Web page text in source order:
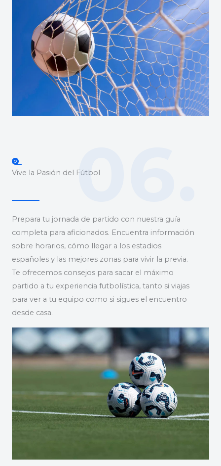
Vive la Pasión del Fútbol06.
Prepara tu jornada de partido con nuestra guía
completa para aficionados. Encuentra información
sobre horarios, cómo llegar a los estadios
españoles y las mejores zonas para vivir la previa.
Te ofrecemos consejos para sacar el máximo
partido a tu experiencia futbolística, tanto si viajas
para ver a tu equipo como si sigues el encuentro
desde casa.